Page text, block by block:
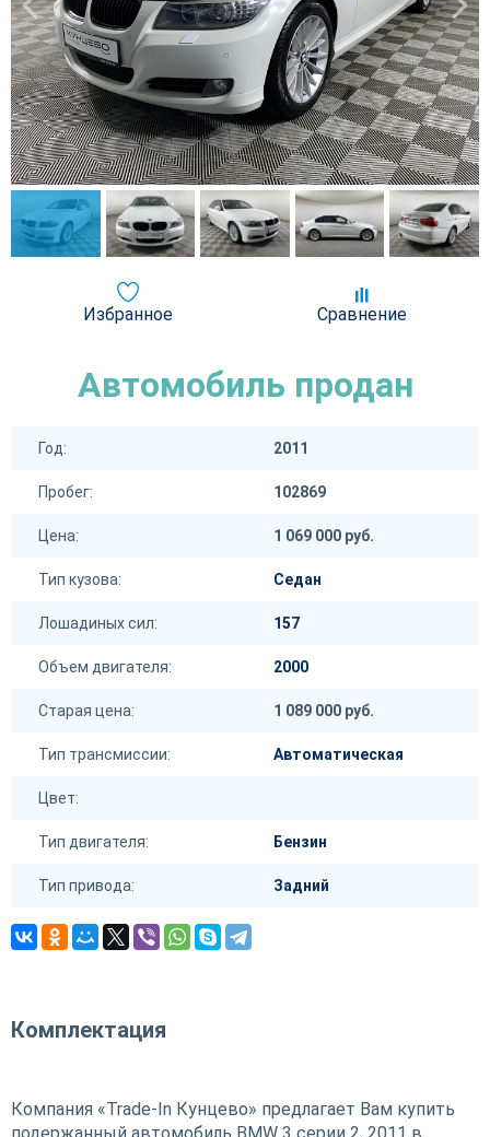
Избранное Сравнение
Автомобиль продан
Год: 2011
Пробег: 102869
Цена: 1 069 000 руб.
Тип кузова: Седан
Лошадиных сил: 157
Объем двигателя: 2000
Старая цена: 1 089 000 руб.
Тип трансмиссии: Автоматическая
Цвет:
Тип двигателя: Бензин
Тип привода: Задний
Комплектация
Компания «Trade-In Кунцево» предлагает Вам купить